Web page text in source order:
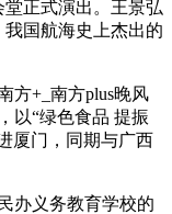
正式演出。王景弘
国航海史上杰出的
方+_南方plus晚风
以“绿色食品 提振
厦门，同期与广西
办义务教育学校的